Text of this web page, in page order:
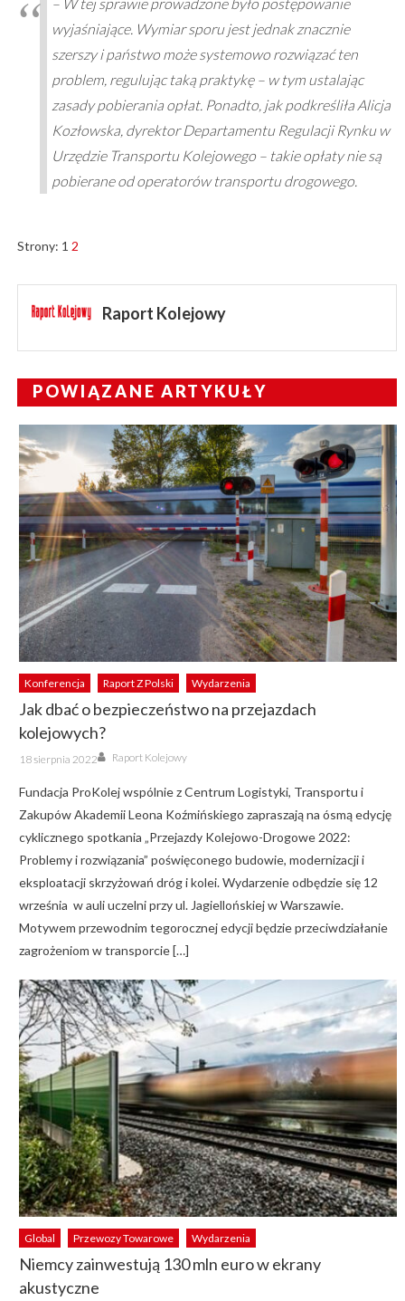
– W tej sprawie prowadzone było postępowanie
wyjaśniające. Wymiar sporu jest jednak znacznie
szerszy i państwo może systemowo rozwiązać ten
problem, regulując taką praktykę – w tym ustalając
zasady pobierania opłat. Ponadto, jak podkreśliła Alicja
Kozłowska, dyrektor Departamentu Regulacji Rynku w
Urzędzie Transportu Kolejowego – takie opłaty nie są
pobierane od operatorów transportu drogowego.
Strony: 1 2
Raport Kolejowy
POWIĄZANE ARTYKUŁY
Konferencja Raport Z Polski Wydarzenia
Jak dbać o bezpieczeństwo na przejazdach
kolejowych?
Posted
on
18 sierpnia 2022 Author
Raport Kolejowy
Fundacja ProKolej wspólnie z Centrum Logistyki, Transportu i
Zakupów Akademii Leona Koźmińskiego zapraszają na ósmą edycję
cyklicznego spotkania „Przejazdy Kolejowo-Drogowe 2022:
Problemy i rozwiązania” poświęconego budowie, modernizacji i
eksploatacji skrzyżowań dróg i kolei. Wydarzenie odbędzie się 12
września w auli uczelni przy ul. Jagiellońskiej w Warszawie.
Motywem przewodnim tegorocznej edycji będzie przeciwdziałanie
zagrożeniom w transporcie […]
Global Przewozy Towarowe Wydarzenia
Niemcy zainwestują 130 mln euro w ekrany
akustyczne